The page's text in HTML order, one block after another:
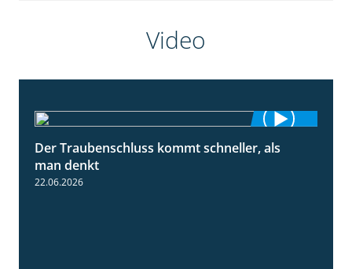
Video
2:39
Der Traubenschluss kommt schneller, als
man denkt
22.06.2026